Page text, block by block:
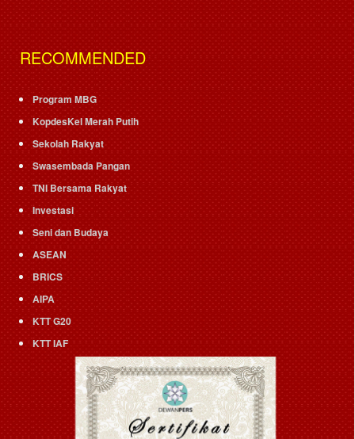
RECOMMENDED
Program MBG
KopdesKel Merah Putih
Sekolah Rakyat
Swasembada Pangan
TNI Bersama Rakyat
Investasi
Seni dan Budaya
ASEAN
BRICS
AIPA
KTT G20
KTT IAF